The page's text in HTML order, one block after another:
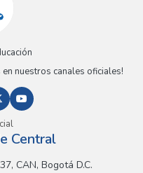
nuestros canales oficiales!
Central
CAN, Bogotá D.C.